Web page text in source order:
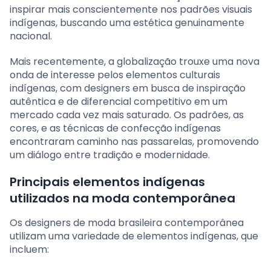
inspirar mais conscientemente nos padrões visuais
indígenas, buscando uma estética genuinamente
nacional.
Mais recentemente, a globalização trouxe uma nova
onda de interesse pelos elementos culturais
indígenas, com designers em busca de inspiração
autêntica e de diferencial competitivo em um
mercado cada vez mais saturado. Os padrões, as
cores, e as técnicas de confecção indígenas
encontraram caminho nas passarelas, promovendo
um diálogo entre tradição e modernidade.
Principais elementos indígenas
utilizados na moda contemporânea
Os designers de moda brasileira contemporânea
utilizam uma variedade de elementos indígenas, que
incluem: